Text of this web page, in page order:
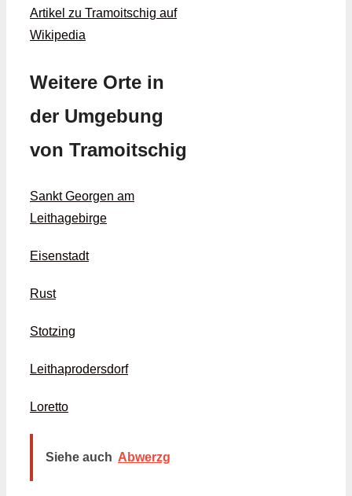
Artikel zu Tramoitschig auf
Wikipedia
Weitere Orte in
der Umgebung
von Tramoitschig
Sankt Georgen am
Leithagebirge
Eisenstadt
Rust
Stotzing
Leithaprodersdorf
Loretto
Siehe auch Abwerzg